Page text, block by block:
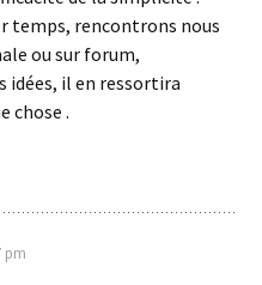
temps, rencontrons nous
ou sur forum,
idées, il en ressortira
chose .
pm